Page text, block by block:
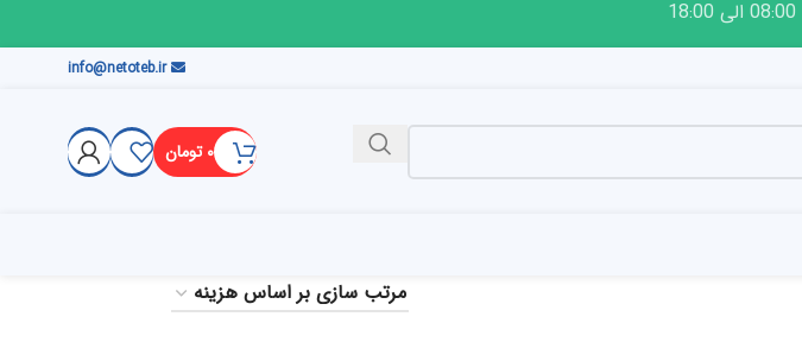
info@netoteb.ir
۰ تومان